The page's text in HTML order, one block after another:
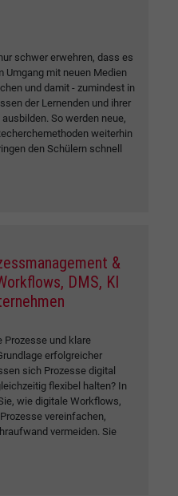
schwer erwehren, dass es
Umgang mit neuen Medien
und damit - zumindest in
der Lernenden und ihrer
So werden neue,
weiterhin
den Schülern schnell
&
DMS, KI
Prozesse und klare
erfolgreicher
sich Prozesse digital
flexibel halten? In
wie digitale Workflows,
vereinfachen,
vermeiden. Sie